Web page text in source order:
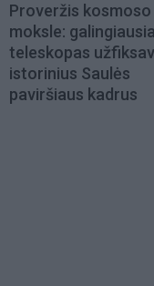
Proveržis kosmoso
moksle:
teleskopas
istorinius Saulės
paviršiaus kadrus